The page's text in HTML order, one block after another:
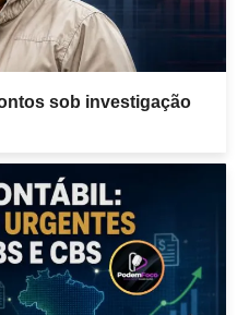
sob investigação